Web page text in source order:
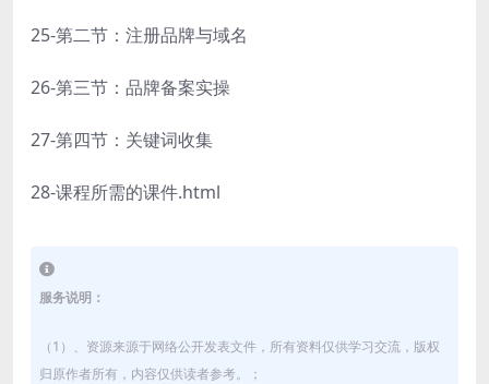
25-第二节：注册品牌与域名
26-第三节：品牌备案实操
27-第四节：关键词收集
28-课程所需的课件.html
服务说明：
（1）、资源来源于网络公开发表文件，所有资料仅供学习交流，版权
归原作者所有，内容仅供读者参考。；